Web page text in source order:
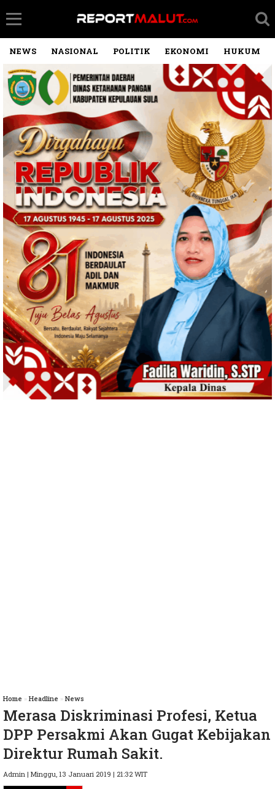
NEWS NASIONAL POLITIK EKONOMI HUKUM
Home » Headline » News
Merasa Diskriminasi Profesi, Ketua
DPP Persakmi Akan Gugat Kebijakan
Direktur Rumah Sakit.
Admin | Minggu, 13 Januari 2019 | 21:32 WIT